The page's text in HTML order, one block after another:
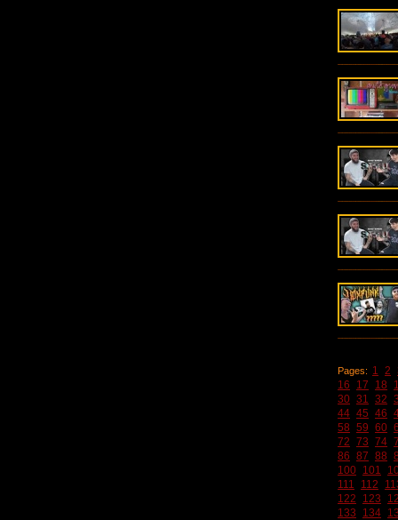
Pages: 1 2
16
17 18
30 31 32
44 45 46
58 59 60
72 73 74
86 87 88
100 101
111
112
122
123
133
134